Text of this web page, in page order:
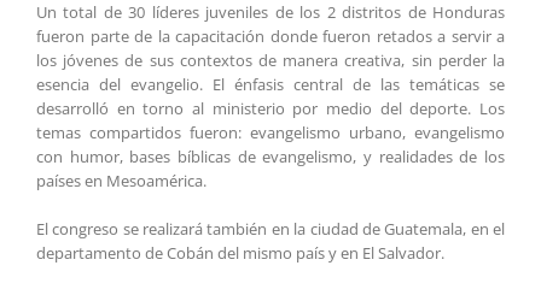
Un total de 30 líderes juveniles de los 2 distritos de Honduras
fueron parte de la capacitación donde fueron retados a servir a
los jóvenes de sus contextos de manera creativa, sin perder la
esencia del evangelio. El énfasis central de las temáticas se
desarrolló en torno al ministerio por medio del deporte. Los
temas compartidos fueron: evangelismo urbano, evangelismo
con humor, bases bíblicas de evangelismo, y realidades de los
países en Mesoamérica.
El congreso se realizará también en la ciudad de Guatemala, en el
departamento de Cobán del mismo país y en El Salvador.